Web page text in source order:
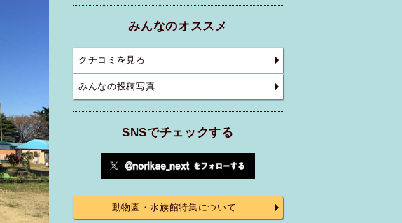
みんなのオススメ
クチコミを見る
みんなの投稿写真
SNSでチェックする
動物園・水族館特集について